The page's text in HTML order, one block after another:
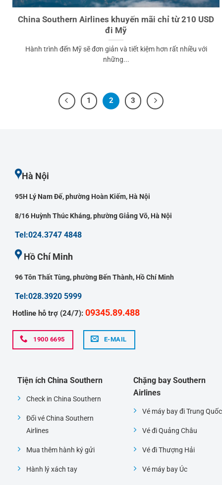
China Southern Airlines khuyến mãi chỉ từ 210 USD
đi Mỹ
Hành trình đến Mỹ sẽ đơn giản và tiết kiệm hơn rất nhiều với
những...
1 2 3
Hà Nội
95H Lý Nam Đế, phường Hoàn Kiếm, Hà Nội
8/16 Huỳnh Thúc Kháng, phường Giảng Võ, Hà Nội
Tel:024.3747 4848
Hồ Chí Minh
96 Tôn Thất Tùng, phường Bến Thành, Hồ Chí Minh
Tel:028.3920 5999
Hotline hỗ trợ (24/7): 09345.89.488
1900 6695 E-MAIL
Tiện ích China Southern
Check in China Southern
Đổi vé China Southern
Airlines
Mua thêm hành ký gửi
Hành lý xách tay
Chặng bay Southern
Airlines
Vé máy bay đi Trung Quốc
Vé đi Quảng Châu
Vé đi Thượng Hải
Vé máy bay Úc